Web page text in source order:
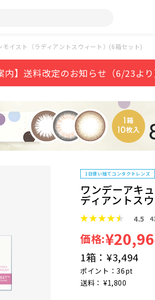
モイスト（ラディアントスウィート）(6箱セット)
内】送料改定のお知らせ（6/23よ
1日使い捨てコンタクトレンズ
ワンデーアキ
ディアントス
4.5
価格:
1箱： ¥3,494
ポイント：36pt
送料： ¥1,800